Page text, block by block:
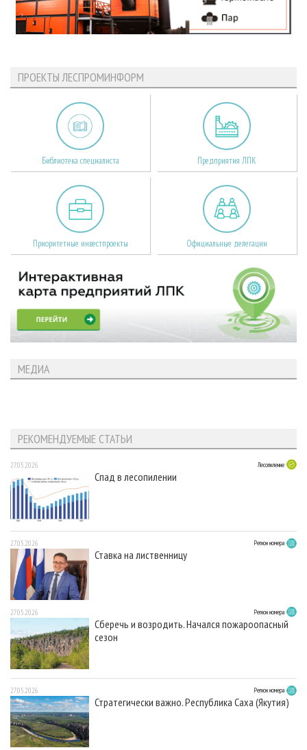
ПРОЕКТЫ ЛЕСПРОМИНФОРМ
Библиотека специалиста Предприятия ЛПК
Приоритетные инвестпроекты Официальные делегации
МЕДИА
РЕКОМЕНДУЕМЫЕ СТАТЬИ
27.05.2026 Лесопиление
Спад в лесопилении
27.05.2026 Регион номера
Ставка на лиственницу
27.05.2026 Регион номера
Сберечь и возродить. Начался пожароопасный
сезон
27.05.2026 Регион номера
Стратегически важно. Республика Саха (Якутия)